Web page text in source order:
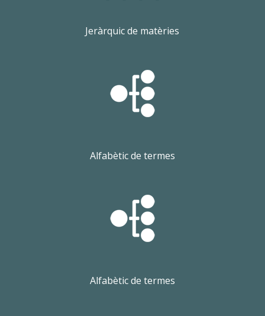
Jeràrquic de matèries
Alfabètic de termes
Alfabètic de termes